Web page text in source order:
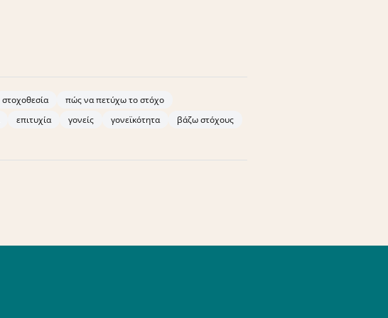
στοχοθεσία
πώς να πετύχω το στόχο
επιτυχία γονείς γονεϊκότητα
βάζω στόχους